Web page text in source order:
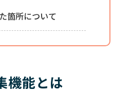
箇所について
機能とは